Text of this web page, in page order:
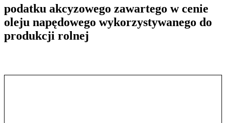
podatku akcyzowego zawartego w cenie
oleju napędowego wykorzystywanego do
produkcji rolnej